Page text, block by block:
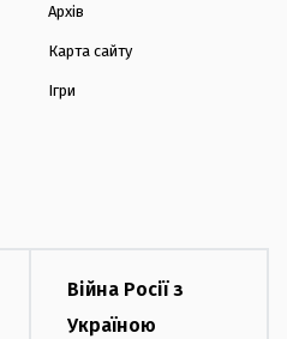
Архів
Карта сайту
Ігри
Війна Росії з
Україною